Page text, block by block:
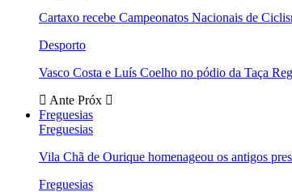
Cartaxo recebe Campeonatos Nacionais de
Desporto
Vasco Costa e Luís Coelho no pódio da Taça
Ante Próx
Freguesias
Freguesias
Vila Chã de Ourique homenageou os antigos
Freguesias